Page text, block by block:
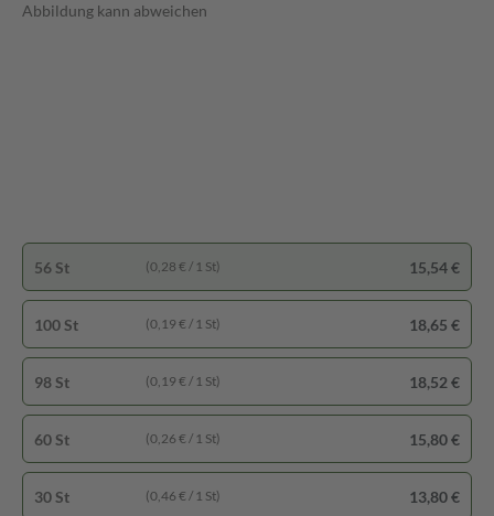
Abbildung kann abweichen
100 St (0,19 € / 1 St) 18,65 €
98 St (0,19 € / 1 St) 18,52 €
60 St (0,26 € / 1 St) 15,80 €
56 St (0,28 € / 1 St) 15,54 €
30 St (0,46 € / 1 St) 13,80 €